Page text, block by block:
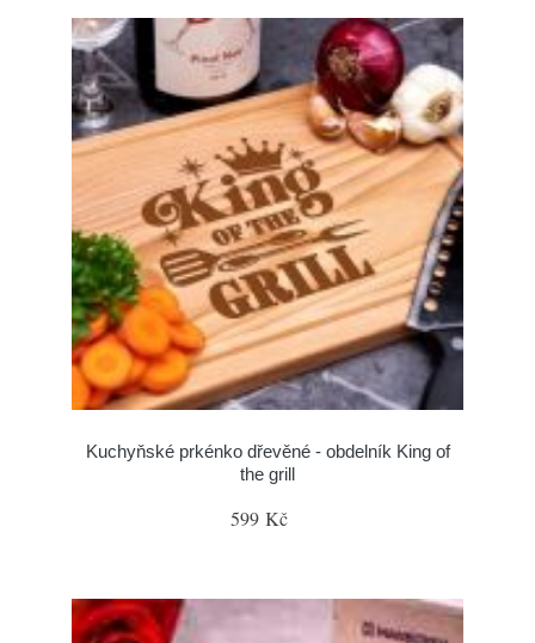
Kuchyňské prkénko dřevěné - obdelník King of
the grill
599 Kč